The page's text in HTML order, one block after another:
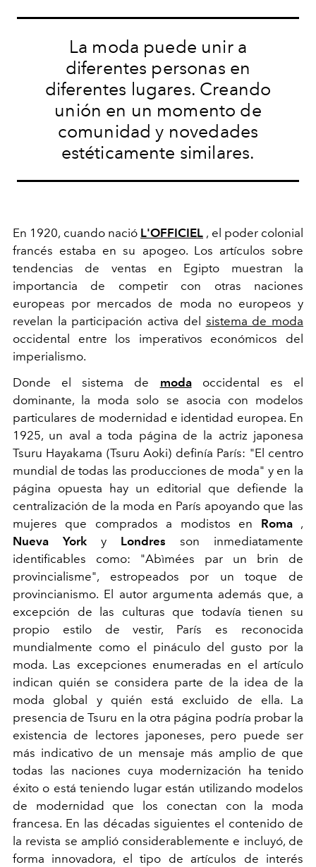
La moda puede unir a
diferentes personas en
diferentes lugares. Creando
unión en un momento de
comunidad y novedades
estéticamente similares.
En 1920, cuando nació L'OFFICIEL , el poder colonial
francés estaba en su apogeo. Los artículos sobre
tendencias de ventas en Egipto muestran la
importancia de competir con otras naciones
europeas por mercados de moda no europeos y
revelan la participación activa del sistema de moda
occidental entre los imperativos económicos del
imperialismo.
Donde el sistema de modaoccidental es el
dominante, la moda solo se asocia con modelos
particulares de modernidad e identidad europea. En
1925, un aval a toda página de la actriz japonesa
Tsuru Hayakama (Tsuru Aoki) definía París: "El centro
mundial de todas las producciones de moda" y en la
página opuesta hay un editorial que defiende la
centralización de la moda en París apoyando que las
mujeres que comprados a modistos en Roma,
Nueva York y Londres son inmediatamente
identificables como: "Abìmées par un brin de
provincialisme", estropeados por un toque de
provincianismo. El autor argumenta además que, a
excepción de las culturas que todavía tienen su
propio estilo de vestir, París es reconocida
mundialmente como el pináculo del gusto por la
moda. Las excepciones enumeradas en el artículo
indican quién se considera parte de la idea de la
moda global y quién está excluido de ella. La
presencia de Tsuru en la otra página podría probar la
existencia de lectores japoneses, pero puede ser
más indicativo de un mensaje más amplio de que
todas las naciones cuya modernización ha tenido
éxito o está teniendo lugar están utilizando modelos
de modernidad que los conectan con la moda
francesa. En las décadas siguientes el contenido de
la revista se amplió considerablemente e incluyó, de
forma innovadora, el tipo de artículos de interés